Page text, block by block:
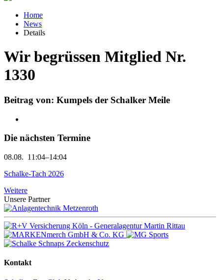
Home
News
Details
Wir begrüssen Mitglied Nr.
1330
Beitrag von: Kumpels der Schalker Meile
Die nächsten Termine
08.08. 11:04–14:04
Schalke-Tach 2026
Weitere
Unsere Partner
Kontakt